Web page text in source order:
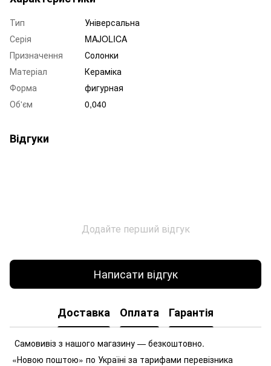
Тип
Універсальна
Серія
MAJOLICA
Призначення
Солонки
Матеріал
Кераміка
Форма
фигурная
Об'єм
0,040
Відгуки
Додайте перший відгук
Написати відгук
Доставка Оплата Гарантія
Самовивіз з нашого магазину — безкоштовно.
«Новою поштою» по Україні за тарифами перевізника